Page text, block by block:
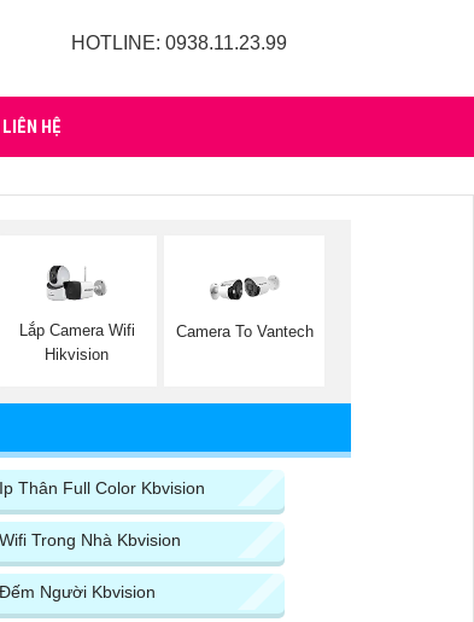
HOTLINE: 0938.11.23.99
LIÊN HỆ
Lắp Camera Wifi
Hikvision
Camera To Vantech
Thân Full Color Kbvision
Trong Nhà Kbvision
Người Kbvision